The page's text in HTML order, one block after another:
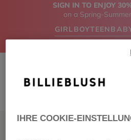
SIGN IN TO ENJOY
on a Spring-
GIRLBOYTEEN
Remove filter Coats
SALEIHRE COOKIE-